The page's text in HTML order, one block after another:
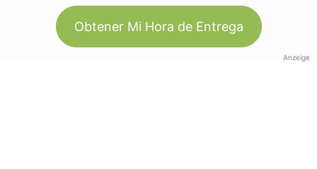
Obtener Mi Hora de Entrega
Anzeige